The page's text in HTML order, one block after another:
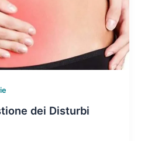
dei Disturbi